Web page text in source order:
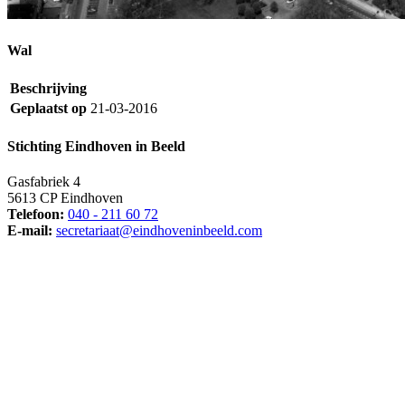
Wal
Beschrijving
Geplaatst op 21-03-2016
Stichting Eindhoven in Beeld
Gasfabriek 4
5613 CP Eindhoven
Telefoon: 040 - 211 60 72
E-mail: secretariaat@eindhoveninbeeld.com